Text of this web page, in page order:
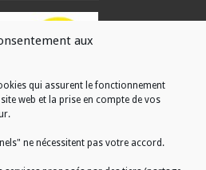
aux
qui assurent le fonctionnement
web et la prise en compte de vos
ne nécessitent pas votre accord.